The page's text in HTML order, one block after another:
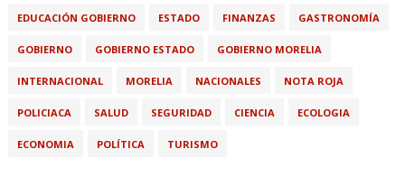
EDUCACIÓN GOBIERNO ESTADO FINANZAS GASTRONOMÍA
GOBIERNO GOBIERNO ESTADO GOBIERNO MORELIA
INTERNACIONAL MORELIA NACIONALES NOTA ROJA
POLICIACA SALUD SEGURIDAD CIENCIA ECOLOGIA
ECONOMIA POLÍTICA TURISMO